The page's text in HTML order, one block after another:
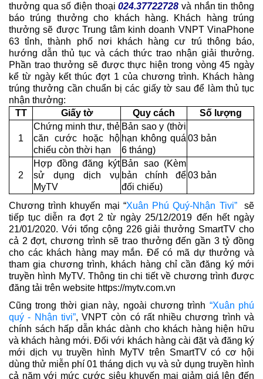
thưởng qua số điện thoại024.37722728 và nhắn tin thông
báo trúng thưởng cho khách hàng. Khách hàng trúng
thưởng sẽ được Trung tâm kinh doanh VNPT VinaPhone
63 tỉnh, thành phố nơi khách hàng cư trú thông báo,
hướng dẫn thủ tục và cách thức trao nhận giải thưởng.
Phần trao thưởng sẽ được thực hiện trong vòng 45 ngày
kể từ ngày kết thúc đợt 1 của chương trình. Khách hàng
trúng thưởng cần chuẩn bị các giấy tờ sau để làm thủ tục
nhận thưởng:
TT
Giấy tờ Quy cách Số lượng
1
Chứng minh thư, thẻ
căn cước hoặc hộ
chiếu còn thời hạn
Bản sao y (thời
hạn không quá
6 tháng)
03 bản
2
Hợp đồng đăng kýt
sử dụng dịch vụ
MyTV
Bản sao (Kèm
bản chính để
đối chiếu)
03 bản
Chương trình khuyến mại “Xuân Phú Quý-Nhận Tivi”sẽ
tiếp tục diễn ra đợt 2 từ ngày 25/12/2019 đến hết ngày
21/01/2020. Với tổng cộng 226 giải thưởng SmartTV cho
cả 2 đợt, chương trình sẽ trao thưởng đến gần 3 tỷ đồng
cho các khách hàng may mắn. Để có mã dự thưởng và
tham gia chương trình, khách hàng chỉ cần đăng ký mới
truyền hình MyTV. Thông tin chi tiết về chương trình được
đăng tải trên website https://mytv.com.vn
Cũng trong thời gian này, ngoài chương trình “Xuân phú
quý - Nhận tivi”, VNPT còn có rất nhiều chương trình và
chính sách hấp dẫn khác dành cho khách hàng hiện hữu
và khách hàng mới. Đối với khách hàng cài đặt và đăng ký
mới dịch vụ truyền hình MyTV trên SmartTV có cơ hội
dùng thử miễn phí 01 tháng dịch vụ và sử dụng truyền hình
cả năm với mức cước siêu khuyến mại giảm giá lên đến